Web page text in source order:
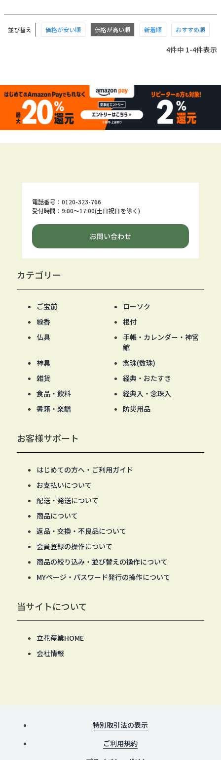
並び替え 価格が安い順 価格が高い順 新着順 おすすめ順
4件中 1-4件表示
電話番号：0120-323-766
受付時間：9:00～17:00(土日祝日を除く)
お問い合わせ
カテゴリー
ご宝前
ローソク
線香
根付
仏具
手帳・カレンダー・神宮
館
神具
念珠(数珠)
雑貨
経典・おたすき
食品・飲料
経典入・念珠入
書籍・楽譜
防災用品
お客様サポート
はじめての方へ・ご利用ガイド
お支払いについて
配送・発送について
商品について
返品・交換・不良品について
会員登録の操作について
商品の絞り込み・並び替えの操作について
MYページ・パスワード発行の操作について
当サイトについて
立花産業HOME
会社情報
特別取引法の表示
ご利用規約